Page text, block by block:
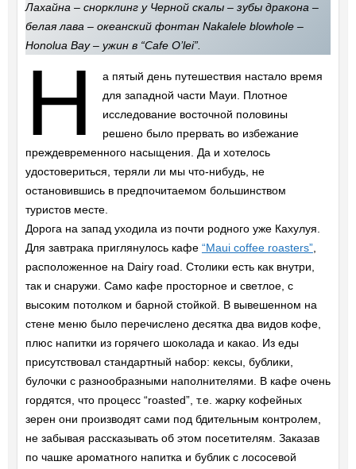
Лахайна – снорклинг у Черной скалы – зубы дракона –
белая лава – океанский фонтан Nakalele blowhole –
Honolua Bay – ужин в “Cafe O’lei”.
Н
а пятый день путешествия настало время
для западной части Мауи. Плотное
исследование восточной половины
решено было прервать во избежание
преждевременного насыщения. Да и хотелось
удостовериться, теряли ли мы что-нибудь, не
остановившись в предпочитаемом большинством
туристов месте.
Дорога на запад уходила из почти родного уже Кахулуя.
Для завтрака приглянулось кафе “Maui coffee roasters”,
расположенное на Dairy road. Столики есть как внутри,
так и снаружи. Само кафе просторное и светлое, с
высоким потолком и барной стойкой. В вывешенном на
стене меню было перечислено десятка два видов кофе,
плюс напитки из горячего шоколада и какао. Из еды
присутствовал стандартный набор: кексы, бублики,
булочки с разнообразными наполнителями. В кафе очень
гордятся, что процесс “roasted”, т.е. жарку кофейных
зерен они производят сами под бдительным контролем,
не забывая рассказывать об этом посетителям. Заказав
по чашке ароматного напитка и бублик с лососевой